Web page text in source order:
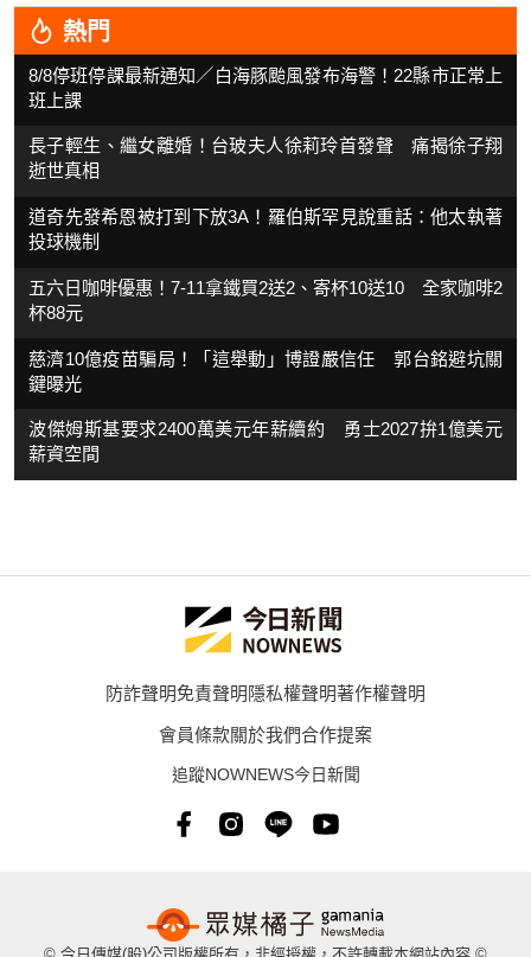
熱門
8/8停班停課最新通知／白海豚颱風發布海警！22縣市正常上
班上課
長子輕生、繼女離婚！台玻夫人徐莉玲首發聲 痛揭徐子翔
逝世真相
道奇先發希恩被打到下放3A！羅伯斯罕見說重話：他太執著
投球機制
五六日咖啡優惠！7-11拿鐵買2送2、寄杯10送10 全家咖啡2
杯88元
慈濟10億疫苗騙局！「這舉動」博證嚴信任 郭台銘避坑關
鍵曝光
波傑姆斯基要求2400萬美元年薪續約 勇士2027拚1億美元
薪資空間
防詐聲明免責聲明隱私權聲明著作權聲明
會員條款關於我們合作提案
追蹤NOWNEWS今日新聞